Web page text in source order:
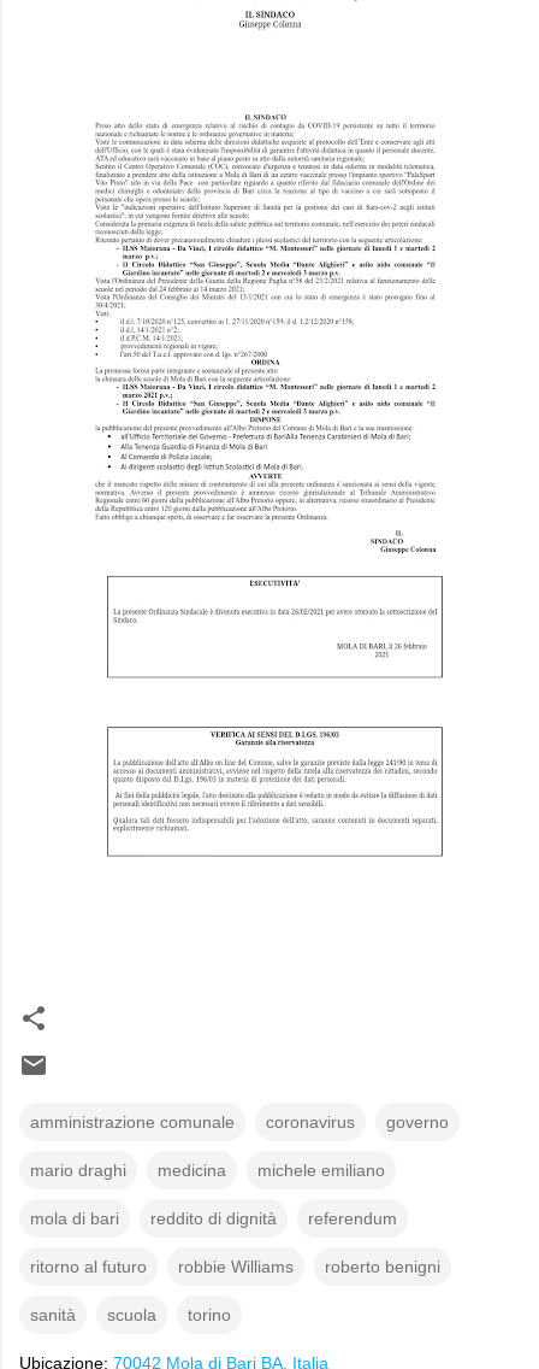
amministrazione comunale coronavirus governo
mario draghi medicina michele emiliano
mola di bari reddito di dignità referendum
ritorno al futuro robbie Williams roberto benigni
sanità scuola torino
Ubicazione: 70042 Mola di Bari BA, Italia